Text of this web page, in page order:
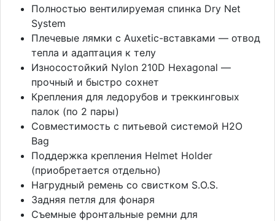
Полностью вентилируемая спинка Dry Net
System
Плечевые лямки с Auxetic-вставками — отвод
тепла и адаптация к телу
Износостойкий Nylon 210D Hexagonal —
прочный и быстро сохнет
Крепления для ледорубов и треккинговых
палок (по 2 пары)
Совместимость с питьевой системой H2O
Bag
Поддержка крепления Helmet Holder
(приобретается отдельно)
Нагрудный ремень со свистком S.O.S.
Задняя петля для фонаря
Съемные фронтальные ремни для